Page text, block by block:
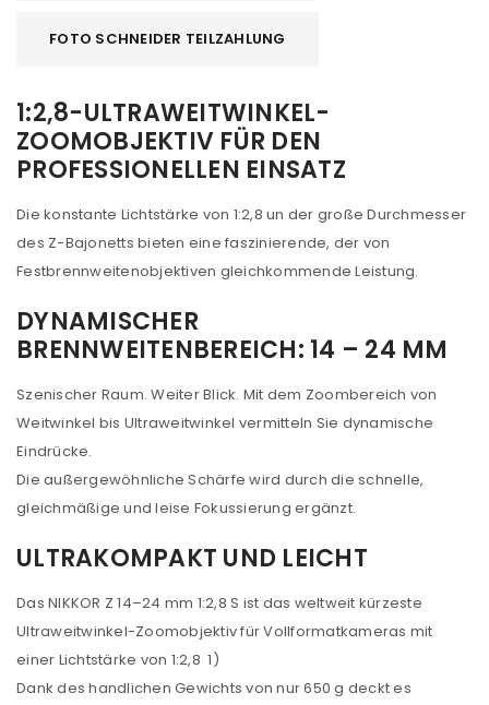
FOTO SCHNEIDER TEILZAHLUNG
1:2,8-ULTRAWEITWINKEL-
ZOOMOBJEKTIV FÜR DEN
PROFESSIONELLEN EINSATZ
Die konstante Lichtstärke von 1:2,8 un der große Durchmesser
des Z-Bajonetts bieten eine faszinierende, der von
Festbrennweitenobjektiven gleichkommende Leistung.
DYNAMISCHER
BRENNWEITENBEREICH: 14 – 24 MM
Szenischer Raum. Weiter Blick. Mit dem Zoombereich von
Weitwinkel bis Ultraweitwinkel vermitteln Sie dynamische
Eindrücke.
Die außergewöhnliche Schärfe wird durch die schnelle,
gleichmäßige und leise Fokussierung ergänzt.
ULTRAKOMPAKT UND LEICHT
Das NIKKOR Z 14–24 mm 1:2,8 S ist das weltweit kürzeste
Ultraweitwinkel-Zoomobjektiv für Vollformatkameras mit
einer Lichtstärke von 1:2,8 1)
Dank des handlichen Gewichts von nur 650 g deckt es